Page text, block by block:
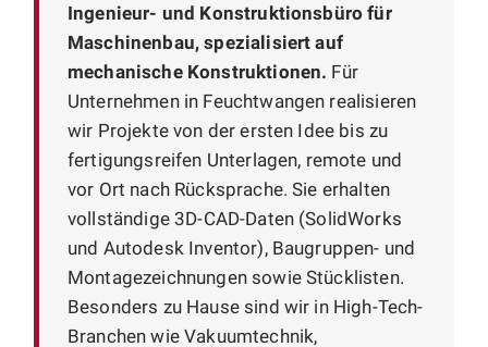
Ingenieur- und Konstruktionsbüro für
Maschinenbau, spezialisiert auf
mechanische Konstruktionen. Für
Unternehmen in Feuchtwangen realisieren
wir Projekte von der ersten Idee bis zu
fertigungsreifen Unterlagen, remote und
vor Ort nach Rücksprache. Sie erhalten
vollständige 3D-CAD-Daten (SolidWorks
und Autodesk Inventor), Baugruppen- und
Montagezeichnungen sowie Stücklisten.
Besonders zu Hause sind wir in High-Tech-
Branchen wie Vakuumtechnik,